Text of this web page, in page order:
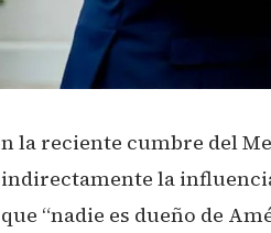
n la reciente cumbre del
indirectamente la
que “nadie es dueño de